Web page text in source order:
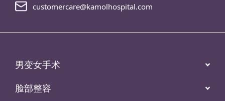
customercare@kamolhospital.com
男变女手术
脸部整容